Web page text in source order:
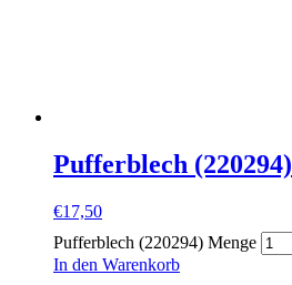
Pufferblech (220294)
€17,50
Pufferblech (220294) Menge
In den Warenkorb